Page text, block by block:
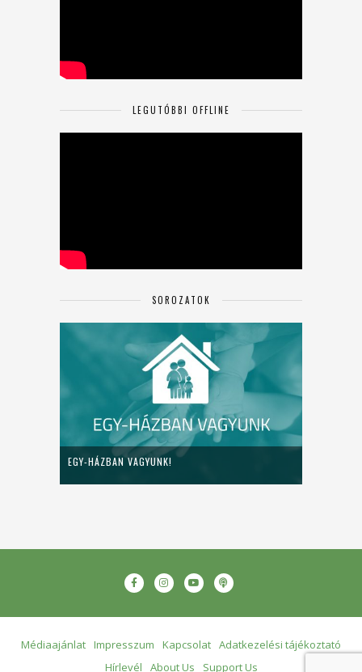
LEGUTÓBBI OFFLINE
SOROZATOK
EGY-HÁZBAN VAGYUNK!
Médiaajánlat Impresszum Kapcsolat Adatkezelési tájékoztató
Hírlevél
About Us Support Us